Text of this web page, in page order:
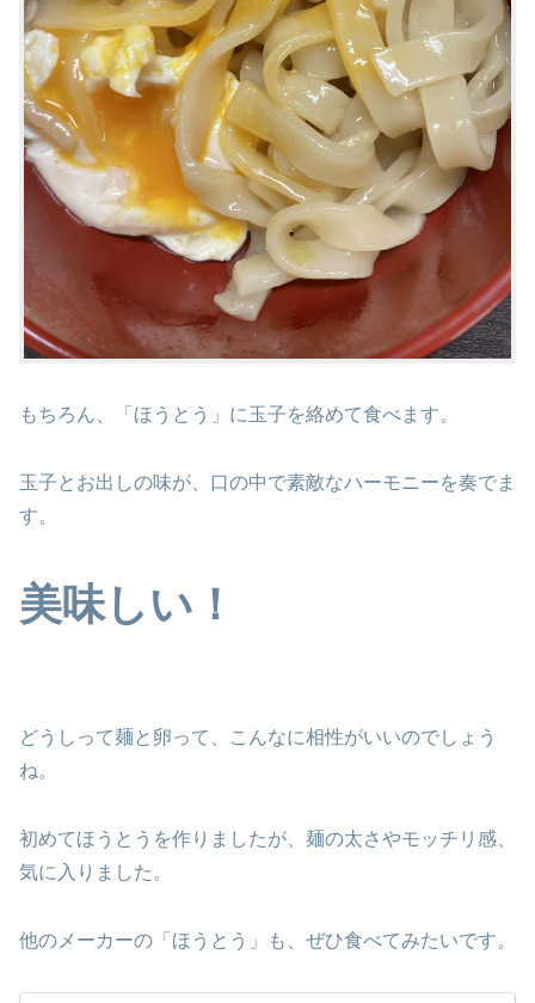
もちろん、「ほうとう」に玉子を絡めて食べます。
玉子とお出しの味が、口の中で素敵なハーモニーを奏でま
す。
美味しい！
どうしって麺と卵って、こんなに相性がいいのでしょう
ね。
初めてほうとうを作りましたが、麺の太さやモッチリ感、
気に入りました。
他のメーカーの「ほうとう」も、ぜひ食べてみたいです。